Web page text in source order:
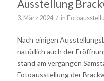
Ausstellung
3. März 2024 / in
Nach einigen
natürlich auch der
stand am vergangen
Fotoausstellung der